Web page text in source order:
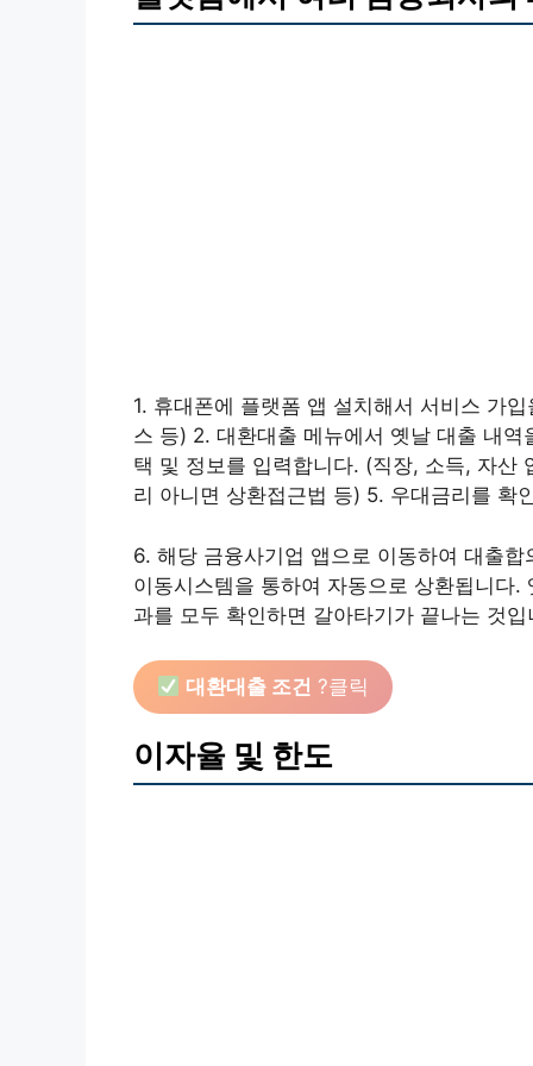
1. 휴대폰에 플랫폼 앱 설치해서 서비스 가
스 등) 2. 대환대출 메뉴에서 옛날 대출 내
택 및 정보를 입력합니다. (직장, 소득, 자산
리 아니면 상환접근법 등) 5. 우대금리를 확
6. 해당 금융사기업 앱으로 이동하여 대출
이동시스템을 통하여 자동으로 상환됩니다
과를 모두 확인하면 갈아타기가 끝나는 것입
대환대출 조건 ?클릭
이자율 및 한도